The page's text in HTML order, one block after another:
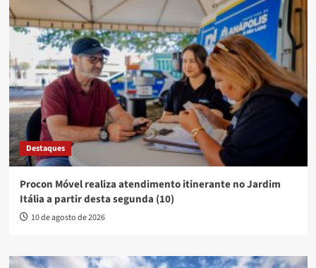
Destaques
Procon Móvel realiza atendimento itinerante no Jardim
Itália a partir desta segunda (10)
10 de agosto de 2026